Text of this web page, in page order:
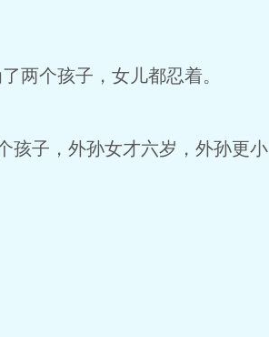
两个孩子，女儿都忍着。
孩子，外孙女才六岁，外孙更